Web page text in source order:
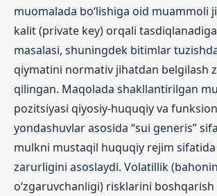
muomalada bo‘lishiga oid muammoli
kalit (private key) orqali
masalasi, shuningdek bitimlar
qiymatini normativ jihatdan belgilash
qilingan. Maqolada shakllantirilgan
pozitsiyasi qiyosiy-huquqiy va
yondashuvlar asosida “sui generis”
mulkni mustaqil huquqiy rejim
zarurligini asoslaydi. Volatillik
o‘zgaruvchanligi) risklarini boshqarish